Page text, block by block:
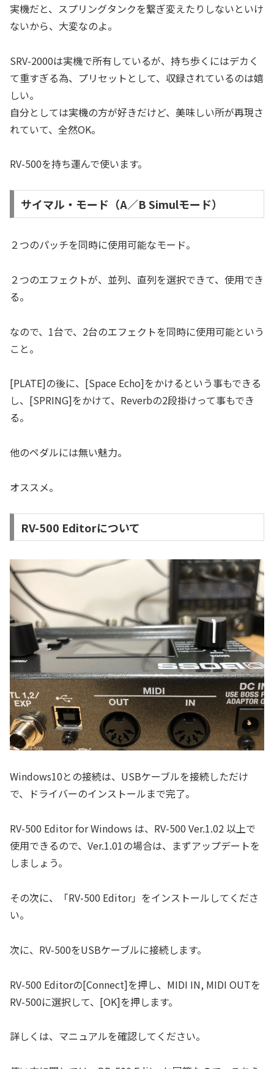
実機だと、スプリングタンクを繋ぎ変えたりしないといけ
ないから、大変なのよ。
SRV-2000は実機で所有しているが、持ち歩くにはデカく
て重すぎる為、プリセットとして、収録されているのは嬉
しい。
自分としては実機の方が好きだけど、美味しい所が再現さ
れていて、全然OK。
RV-500を持ち運んで使います。
サイマル・モード（A／B Simulモード）
２つのパッチを同時に使用可能なモード。
２つのエフェクトが、並列、直列を選択できて、使用でき
る。
なので、1台で、2台のエフェクトを同時に使用可能という
こと。
[PLATE]の後に、[Space Echo]をかけるという事もできる
し、[SPRING]をかけて、Reverbの2段掛けって事もでき
る。
他のペダルには無い魅力。
オススメ。
RV-500 Editorについて
Windows10との接続は、USBケーブルを接続しただけ
で、ドライバーのインストールまで完了。
RV-500 Editor for Windows は、RV-500 Ver.1.02 以上で
使用できるので、Ver.1.01の場合は、まずアップデートを
しましょう。
その次に、「RV-500 Editor」をインストールしてくださ
い。
次に、RV-500をUSBケーブルに接続します。
RV-500 Editorの[Connect]を押し、MIDI IN, MIDI OUTを
RV-500に選択して、[OK]を押します。
詳しくは、マニュアルを確認してください。